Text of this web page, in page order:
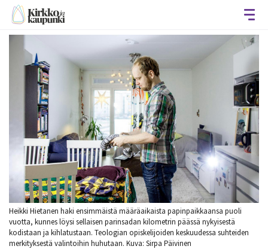
Heikki Hietanen haki ensimmäistä määräaikaista papinpaikkaansa puoli
vuotta, kunnes löysi sellaisen parinsadan kilometrin päässä nykyisestä
kodistaan ja kihlatustaan. Teologian opiskelijoiden keskuudessa suhteiden
merkityksestä valintoihin huhutaan. Kuva: Sirpa Päivinen